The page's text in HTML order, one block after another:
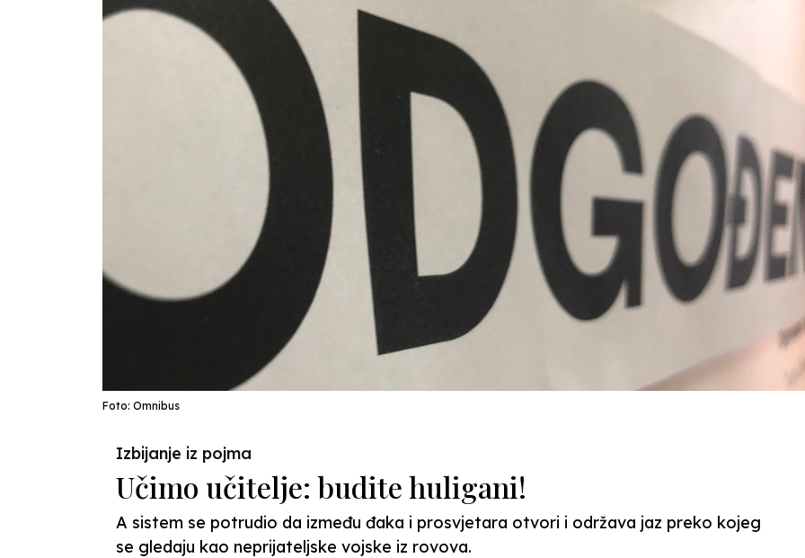
Foto: Omnibus
Izbijanje iz pojma
Učimo učitelje: budite huligani!
A sistem se potrudio da između đaka i prosvjetara otvori i održava jaz preko kojeg
se gledaju kao neprijateljske vojske iz rovova.